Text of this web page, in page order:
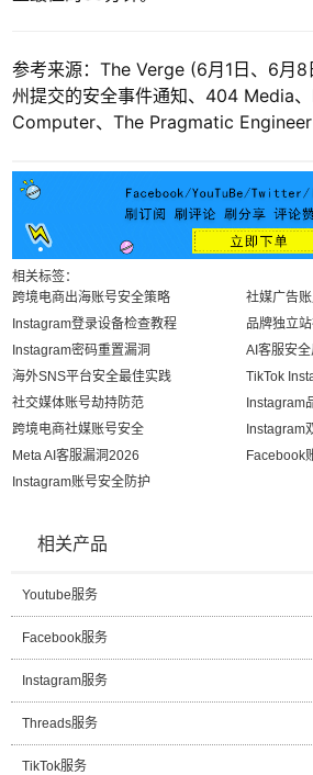
参考来源：The Verge (6月1日、6月
州提交的安全事件通知、404 Media
Computer、The Pragmatic Engineer
相关标签：
跨境电商出海账号安全策略
社媒广告
Instagram登录设备检查教程
品牌独立
Instagram密码重置漏洞
AI客服安
海外SNS平台安全最佳实践
TikTok
社交媒体账号劫持防范
Instagram
跨境电商社媒账号安全
Instagram
Meta AI客服漏洞2026
Facebook
Instagram账号安全防护
相关产品
Youtube服务
Facebook服务
Instagram服务
Threads服务
TikTok服务